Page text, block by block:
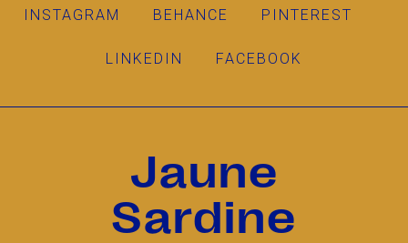
INSTAGRAM BEHANCE PINTEREST
LINKEDIN FACEBOOK
Jaune
Sardine